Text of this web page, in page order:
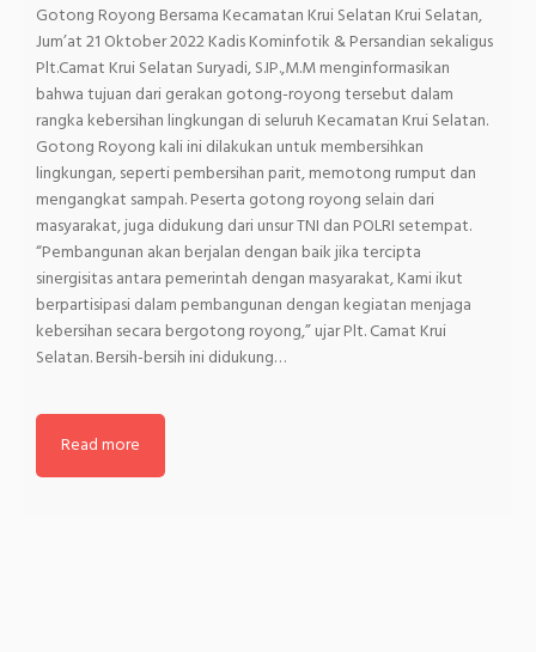
Gotong Royong Bersama Kecamatan Krui Selatan Krui Selatan,
Jum’at 21 Oktober 2022 Kadis Kominfotik & Persandian sekaligus
Plt.Camat Krui Selatan Suryadi, S.IP.,M.M menginformasikan
bahwa tujuan dari gerakan gotong-royong tersebut dalam
rangka kebersihan lingkungan di seluruh Kecamatan Krui Selatan.
Gotong Royong kali ini dilakukan untuk membersihkan
lingkungan, seperti pembersihan parit, memotong rumput dan
mengangkat sampah. Peserta gotong royong selain dari
masyarakat, juga didukung dari unsur TNI dan POLRI setempat.
“Pembangunan akan berjalan dengan baik jika tercipta
sinergisitas antara pemerintah dengan masyarakat, Kami ikut
berpartisipasi dalam pembangunan dengan kegiatan menjaga
kebersihan secara bergotong royong,” ujar Plt. Camat Krui
Selatan. Bersih-bersih ini didukung…
Read more